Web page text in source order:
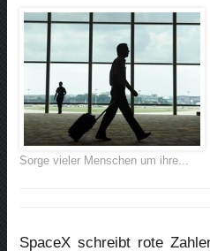
Sorge vieler Menschen um ihre...
SpaceX schreibt rote